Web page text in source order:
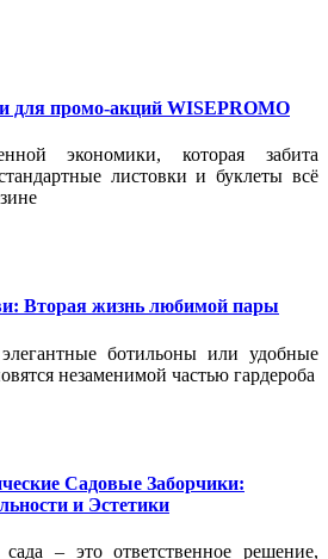
для промо-акций WISEPROMO
экономики, которая забита
листовки и буклеты всё
Вторая жизнь любимой пары
ботильоны или удобные
незаменимой частью гардероба
Садовые Заборчики:
и Эстетики
– это ответственное решение,